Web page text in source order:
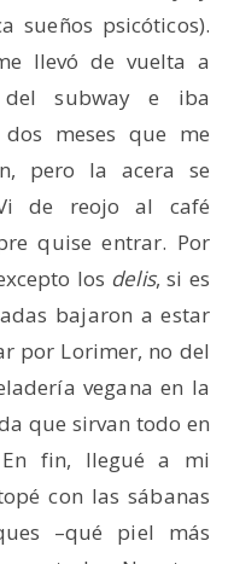
sueños psicóticos).
llevó de vuelta a
del subway e iba
meses que me
pero la acera se
de reojo al café
quise entrar. Por
los delis, si es
bajaron a estar
por Lorimer, no del
vegana en la
que sirvan todo en
En fin, llegué a mi
con las sábanas
–qué piel más